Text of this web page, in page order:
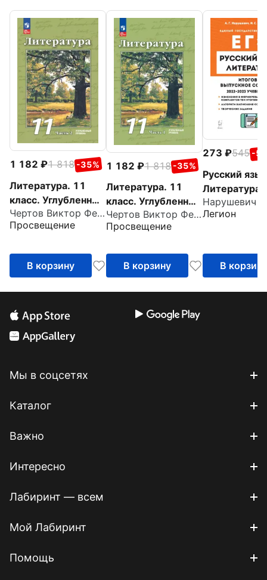
1 182 1 818 -35%
Литература. 11
класс. Углубленный
уровень. Учебное
пособие. Часть 2
Чертов Виктор Федорович
Просвещение
В корзину
1 182 1 818 -35%
Литература. 11
класс. Углубленный
уровень. Учебное
пособие. Часть 1
Чертов Виктор Федорович
Просвещение
В корзину
273 545 -
Русский
Литература.
класс.
выпускное
Легион
В корзину
Мы в соцсетях
Каталог
Важно
Интересно
Лабиринт — всем
Мой Лабиринт
Помощь